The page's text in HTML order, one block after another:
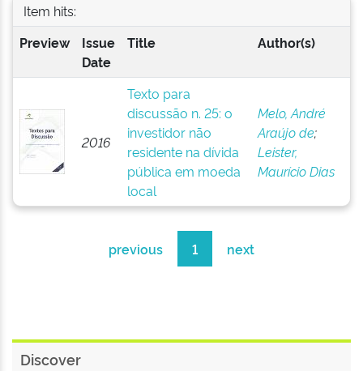
Item hits:
Preview
Issue
Date
Title Author(s)
2016
Texto para
discussão n. 25: o
investidor não
residente na dívida
pública em moeda
local
Melo, André
Araújo de;
Leister,
Maurício Dias
previous 1 next
Discover